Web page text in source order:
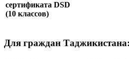
сертификата DSD
(10 классов)
Для граждан Таджикистана: